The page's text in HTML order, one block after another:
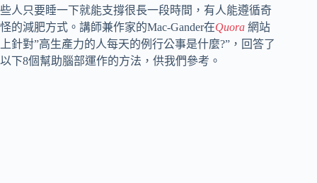
些人只要睡一下就能支撐很長一段時間，有人能遵循奇
怪的減肥方式。講師兼作家的Mac-Gander在Quora 網站
上針對”高生產力的人每天的例行公事是什麼?”，回答了
以下8個幫助腦部運作的方法，供我們參考。